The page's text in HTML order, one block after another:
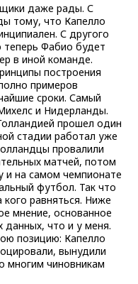
даже рады. С
тому, что Капелло
С другого
Фабио будет
в иной команде.
построения
примеров
сроки. Самый
и Нидерланды.
прошел один
стадии работал уже
провалили
матчей, потом
и на самом чемпионате
футбол. Так что
кого равняться. Ниже
мнение, основанное
данных, что и у меня.
позицию: Капелло
вынудили
многим чиновникам